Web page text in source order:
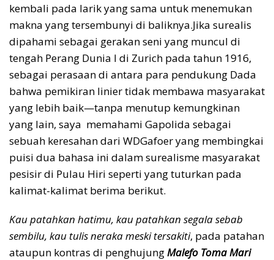
kembali pada larik yang sama untuk menemukan
makna yang tersembunyi di baliknya.Jika surealis
dipahami sebagai gerakan seni yang muncul di
tengah Perang Dunia I di Zurich pada tahun 1916,
sebagai perasaan di antara para pendukung Dada
bahwa pemikiran linier tidak membawa masyarakat
yang lebih baik—tanpa menutup kemungkinan
yang lain, saya memahami Gapolida sebagai
sebuah keresahan dari WDGafoer yang membingkai
puisi dua bahasa ini dalam surealisme masyarakat
pesisir di Pulau Hiri seperti yang tuturkan pada
kalimat-kalimat berima berikut.
Kau patahkan hatimu, kau patahkan segala sebab
sembilu, kau tulis neraka meski tersakiti, pada patahan
ataupun kontras di penghujung Malefo Toma Mari